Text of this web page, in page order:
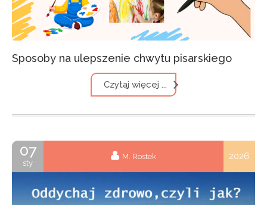
Sposoby na ulepszenie chwytu pisarskiego
Czytaj więcej ...
07
sty
M. Rostek 2026